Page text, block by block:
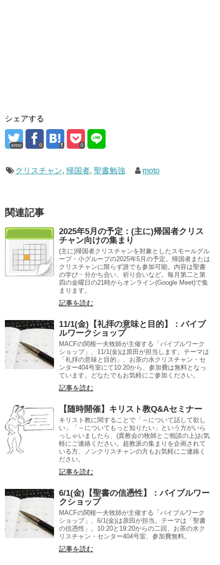
シェアする
error 0 0
クリスチャン, 帰国者, 聖書勉強 moto
関連記事
2025年5月の予定：(主に)帰国者クリス
チャン向けの集まり
(主に)帰国者クリスチャンを対象としたスモールグル
ープ・小グループの2025年5月の予定。帰国者または
クリスチャンに限らず誰でも参加可能。内容は聖書
の学び・分かち合い、祈り合いなど。毎月第二と第
四の金曜日の21時からオンライン(Google Meet)で集
まります。
記事を読む
11/1(金)【礼拝の意味と目的】：バイブ
ルワークショップ
MACFの関根一夫牧師が主催する「バイブルワーク
ショップ」、11/1(金)は原田が担当します。テーマは
「礼拝の意味と目的」、お茶の水クリスチャン・セ
ンター404号室にて10:20から、参加費は無料となっ
ています。どなたでもお気軽にご参加ください。
記事を読む
【随時開催】キリスト教Q&Aセミナー
キリスト教に関することで「～について話して欲し
い」「～についてもっと知りたい」という方がいら
っしゃいましたら、(貴教会の牧師とご相談の上)お気
軽にご連絡ください。超教派の集まりを企画されて
いる方、ノンクリスチャンの方もお気軽にご連絡く
ださい。
記事を読む
6/1(金)【聖書の信憑性】：バイブルワー
クショップ
MACFの関根一夫牧師が主催する「バイブルワーク
ショップ」、6/1(金)は原田が担当。テーマは「聖書
の信憑性」。10:20と19:20からの二回、お茶の水ク
リスチャン・センター404号室、参加費無料。
記事を読む